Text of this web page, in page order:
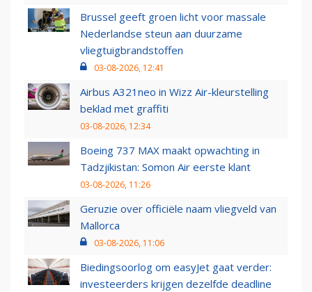
Brussel geeft groen licht voor massale
Nederlandse steun aan duurzame
vliegtuigbrandstoffen
03-08-2026, 12:41
Airbus A321neo in Wizz Air-kleurstelling
beklad met graffiti
03-08-2026, 12:34
Boeing 737 MAX maakt opwachting in
Tadzjikistan: Somon Air eerste klant
03-08-2026, 11:26
Geruzie over officiële naam vliegveld van
Mallorca
03-08-2026, 11:06
Biedingsoorlog om easyJet gaat verder:
investeerders krijgen dezelfde deadline